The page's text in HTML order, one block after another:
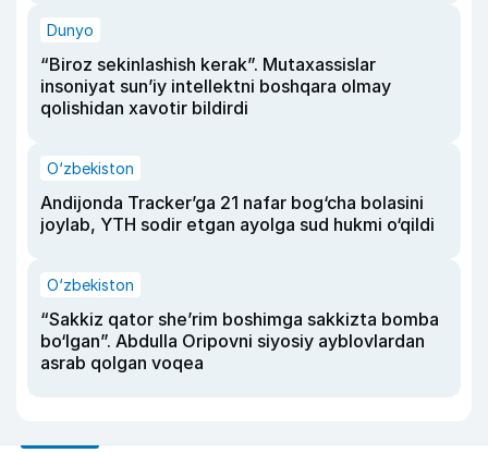
Dunyo
“Biroz sekinlashish kerak”. Mutaxassislar
insoniyat sun’iy intellektni boshqara olmay
qolishidan xavotir bildirdi
O‘zbekiston
Andijonda Tracker’ga 21 nafar bog‘cha bolasini
joylab, YTH sodir etgan ayolga sud hukmi o‘qildi
O‘zbekiston
“Sakkiz qator she’rim boshimga sakkizta bomba
bo‘lgan”. Abdulla Oripovni siyosiy ayblovlardan
asrab qolgan voqea